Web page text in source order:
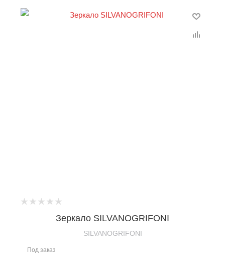
Зеркало SILVANOGRIFONI
SILVANOGRIFONI
Под заказ